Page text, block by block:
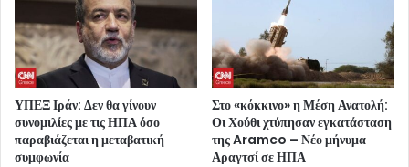
ΥΠΕΞ Ιράν: Δεν θα γίνουν
συνομιλίες με τις ΗΠΑ όσο
παραβιάζεται η μεταβατική
συμφωνία
Στο «κόκκινο» η Μέση Ανατολή:
Οι Χούθι χτύπησαν εγκατάσταση
της Aramco – Νέο μήνυμα
Αραγτσί σε ΗΠΑ